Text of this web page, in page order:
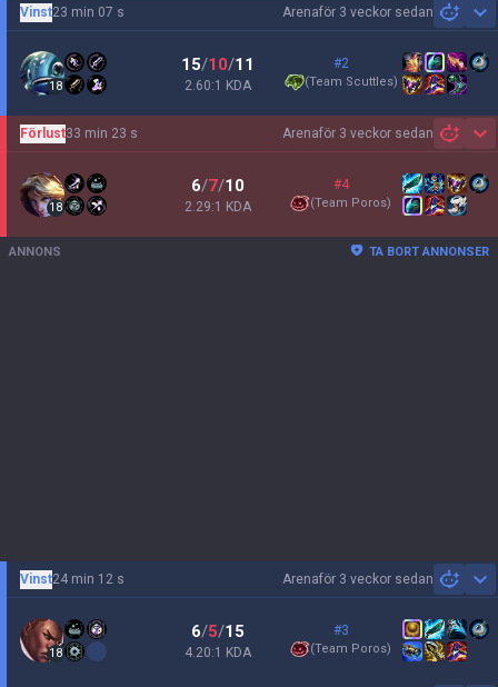
Arenaför 3 veckor sedan
Vinst23 min 07 s
18
15/10/11
2.60:1 KDA
#2
(Team Scuttles)
Arenaför 3 veckor sedan
Förlust33 min 23 s
18
6/7/10
2.29:1 KDA
#4
(Team Poros)
ANNONS TA BORT ANNONSER
Arenaför 3 veckor sedan
Vinst24 min 12 s
18
6/5/15
4.20:1 KDA
#3
(Team Poros)